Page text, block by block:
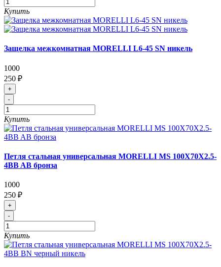
Купить
Защелка межкомнатная MORELLI L6-45 SN никель
1000
250 ₽
+
-
Купить
Петля стальная универсальная MORELLI MS 100X70X2.5-
4BB AB бронза
1000
250 ₽
+
-
Купить